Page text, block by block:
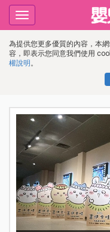
為提供您更多優質的內容，本
容，即表示您同意我們使用
權說明 。
Toggle
navigation